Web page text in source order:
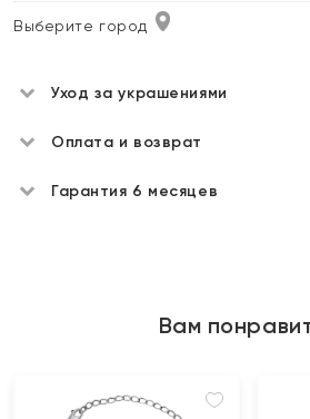
Выберите город
Уход за украшениями
Оплата и возврат
Гарантия 6 месяцев
Вам